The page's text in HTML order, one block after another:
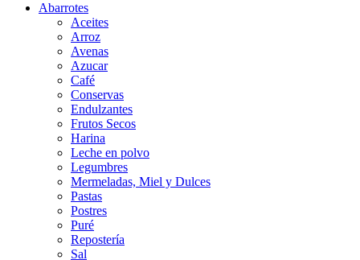
Abarrotes
Aceites
Arroz
Avenas
Azucar
Café
Conservas
Endulzantes
Frutos Secos
Harina
Leche en polvo
Legumbres
Mermeladas, Miel y Dulces
Pastas
Postres
Puré
Repostería
Sal